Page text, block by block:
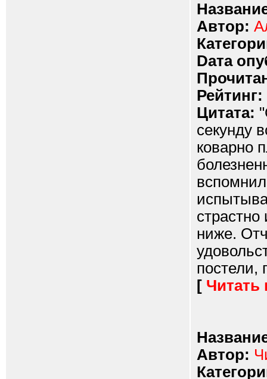
Автор:
Dата
Рейтинг:
Цитата:
секунду
коварно
ниже.
постели,
[ Читать
Автор: